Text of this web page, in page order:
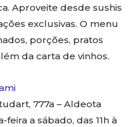
Aproveite desde sushis
exclusivas. O menu
porções, pratos
da carta de vinhos.
777a – Aldeota
a sábado, das 11h à